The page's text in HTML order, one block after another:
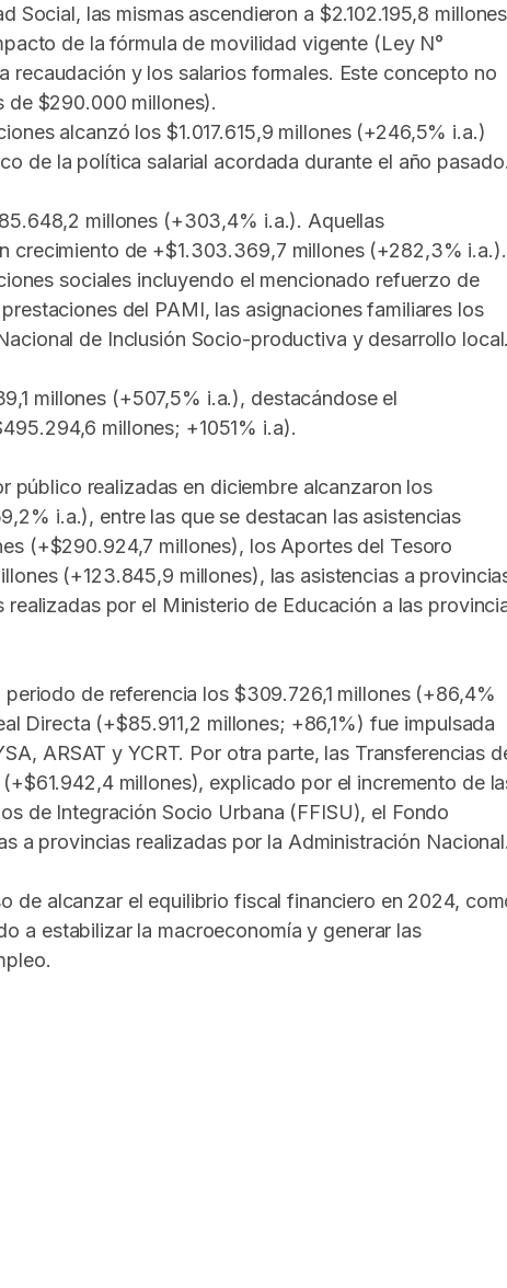
Social, las mismas ascendieron a $2.102.195,8 millones
de la fórmula de movilidad vigente (Ley N°
recaudación y los salarios formales. Este concepto no
de $290.000 millones).
alcanzó los $1.017.615,9 millones (+246,5% i.a.)
de la política salarial acordada durante el año
millones (+303,4% i.a.). Aquellas
crecimiento de +$1.303.369,7 millones (+282,3% i.a.).
sociales incluyendo el mencionado refuerzo de
del PAMI, las asignaciones familiares los
de Inclusión Socio-productiva y desarrollo
millones (+507,5% i.a.), destacándose el
millones; +1051% i.a).
público realizadas en diciembre alcanzaron los
i.a.), entre las que se destacan las asistencias
(+$290.924,7 millones), los Aportes del Tesoro
(+123.845,9 millones), las asistencias a
por el Ministerio de Educación a las
de referencia los $309.726,1 millones (+86,4%
Directa (+$85.911,2 millones; +86,1%) fue impulsada
ARSAT y YCRT. Por otra parte, las Transferencias
millones), explicado por el incremento de
de Integración Socio Urbana (FFISU), el Fondo
a provincias realizadas por la Administración
de alcanzar el equilibrio fiscal financiero en 2024,
a estabilizar la macroeconomía y generar las